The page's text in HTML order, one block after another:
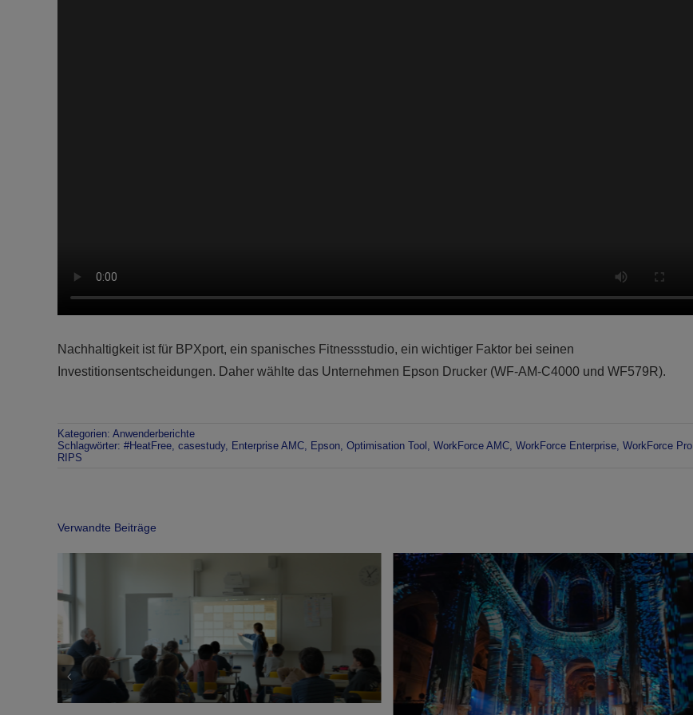
Nachhaltigkeit ist für BPXport, ein spanisches Fitnessstudio, ein wichtiger Faktor bei seinen
Investitionsentscheidungen. Daher wählte das Unternehmen Epson Drucker (WF-AM-C4000 und WF579R).
Kategorien: Anwenderberichte
Schlagwörter: #HeatFree, casestudy, Enterprise AMC, Epson, Optimisation Tool WorkForce AMC, WorkForce Enterprise, WorkForce Pro
RIPS
Verwandte Beiträge